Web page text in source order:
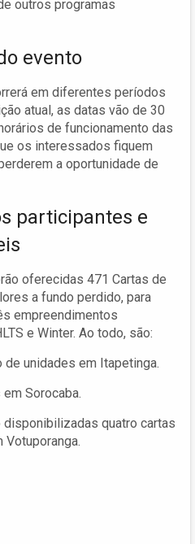
outros programas
evento
em diferentes períodos
atual, as datas vão de 30
de funcionamento das
os interessados fiquem
a oportunidade de
participantes e
oferecidas 471 Cartas de
a fundo perdido, para
empreendimentos
e Winter. Ao todo, são:
unidades em Itapetinga.
Sorocaba.
quatro cartas